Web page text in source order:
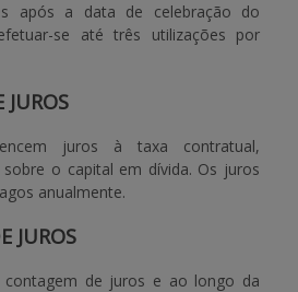
após a data de celebração do
se até três utilizações por
juros à taxa contratual,
o capital em dívida. Os juros
anualmente.
JUROS
contagem de juros e ao longo da